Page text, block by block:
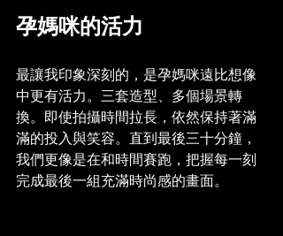
孕媽咪的活力
最讓我印象深刻的，是孕媽咪遠比想像
中更有活力。三套造型、多個場景轉
換。即使拍攝時間拉長，依然保持著滿
滿的投入與笑容。直到最後三十分鐘，
我們更像是在和時間賽跑，把握每一刻
完成最後一組充滿時尚感的畫面。